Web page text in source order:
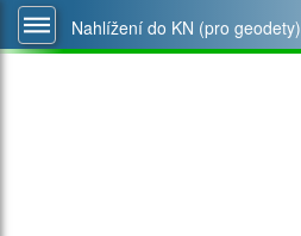
Nahlížení do KN (pro geodety)